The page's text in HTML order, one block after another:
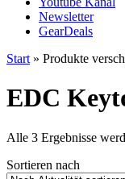
Newsletter
GearDeals
Start » Produkte
EDC
Alle 3 Ergebnisse
Sortieren nach